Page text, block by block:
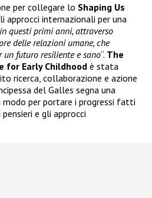
per collegare lo Shaping Us
approcci internazionali per una
questi primi anni, attraverso
delle relazioni umane, che
futuro resiliente e sano“. The
for Early Childhood è stata
ricerca, collaborazione e azione
del Galles segna una
per portare i progressi fatti
e gli approcci